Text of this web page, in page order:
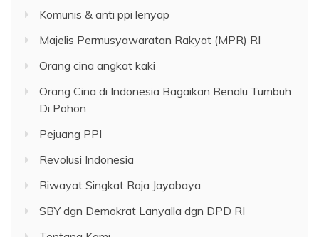
Komunis & anti ppi lenyap
Majelis Permusyawaratan Rakyat (MPR) RI
Orang cina angkat kaki
Orang Cina di Indonesia Bagaikan Benalu Tumbuh
Di Pohon
Pejuang PPI
Revolusi Indonesia
Riwayat Singkat Raja Jayabaya
SBY dgn Demokrat Lanyalla dgn DPD RI